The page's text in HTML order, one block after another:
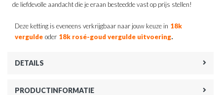
de liefdevolle aandacht die je eraan besteedde vast op prijs stellen!
Deze ketting is eveneens verkrijgbaar naar jouw keuze in 18k
vergulde oder 18k rosé-goud vergulde uitvoering.
DETAILS
PRODUCTINFORMATIE